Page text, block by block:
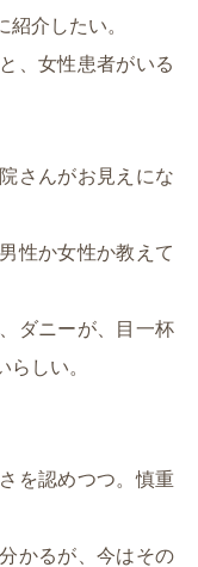
介したい。
、女性患者がいる
さんがお見えにな
性か女性か教えて
ダニーが、目一杯
しい。
を認めつつ。慎重
かるが、今はその